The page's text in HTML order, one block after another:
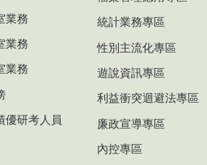
業務
業務
業務
優研考人員
統計業務專區
性別主流化專區
遊說資訊專區
利益衝突迴避法專區
廉政宣導專區
內控專區